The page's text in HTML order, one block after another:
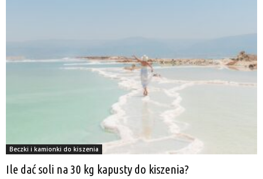
Beczki i kamionki do kiszenia
Ile dać soli na 30 kg kapusty do kiszenia?